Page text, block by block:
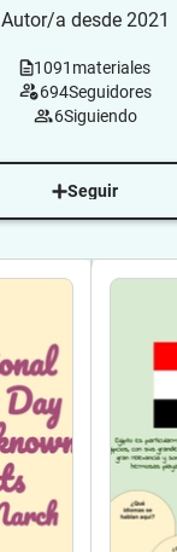
Autor/a desde 2021
1091 materiales
694Seguidores
6Siguiendo
Seguir